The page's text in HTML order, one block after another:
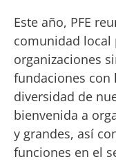
Este año, PFE
comunidad local
organizaciones
fundaciones con
diversidad de
bienvenida a
y grandes, así
funciones en el